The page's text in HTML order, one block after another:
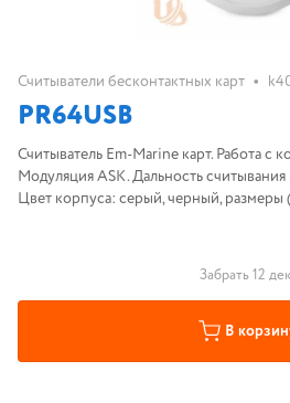
Считыватели бесконтактных карт •
PR64USB
Считыватель Em-Marine карт. Работа с
Модуляция ASK. Дальность
Цвет корпуса: серый, черный,
Забрать 12
В